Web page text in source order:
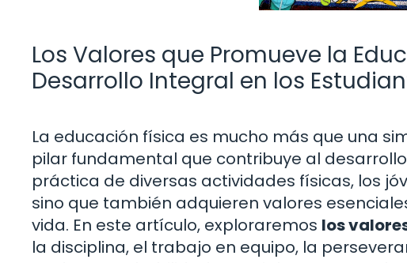
Los Valores que Promueve la
Desarrollo Integral en los
La educación física es mucho más que una
pilar fundamental que contribuye al
práctica de diversas actividades físicas, los
sino que también adquieren valores
vida. En este artículo, exploraremos los
la disciplina, el trabajo en equipo, la